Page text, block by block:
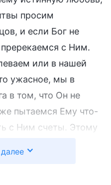
просим
и если Бог не
с Ним.
или в нашей
ужасное, мы в
в том, что Он не
пытаемся Ему что-
с Ним счеты. Этому
Богу и пытаются